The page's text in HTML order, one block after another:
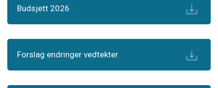
Budsjett 2026
Forslag endringer vedtekter